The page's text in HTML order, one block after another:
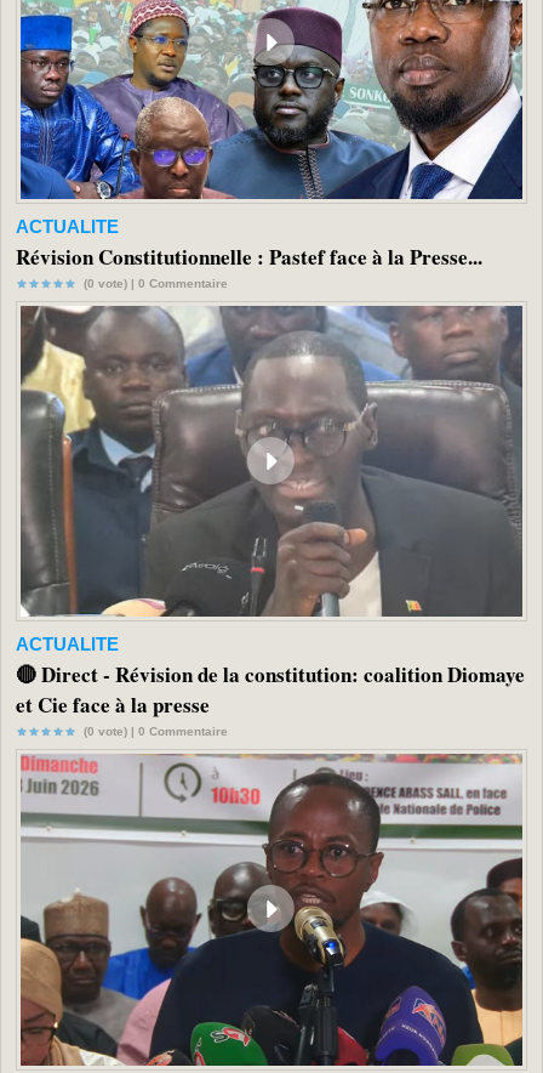
ACTUALITE
Révision Constitutionnelle : Pastef face à la Presse...
(0 vote) | 0 Commentaire
ACTUALITE
🔴 Direct - Révision de la constitution: coalition Diomaye
et Cie face à la presse
(0 vote) | 0 Commentaire